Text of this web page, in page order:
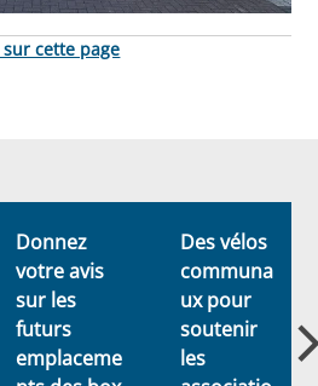
cette page
Donnez
votre avis
sur les
futurs
emplaceme
Des vélos
communa
ux pour
soutenir
les